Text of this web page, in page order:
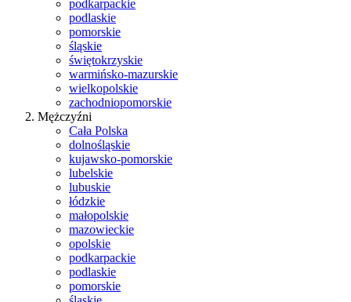
podkarpackie
podlaskie
pomorskie
śląskie
świętokrzyskie
warmińsko-mazurskie
wielkopolskie
zachodniopomorskie
Mężczyźni
Cała Polska
dolnośląskie
kujawsko-pomorskie
lubelskie
lubuskie
łódzkie
małopolskie
mazowieckie
opolskie
podkarpackie
podlaskie
pomorskie